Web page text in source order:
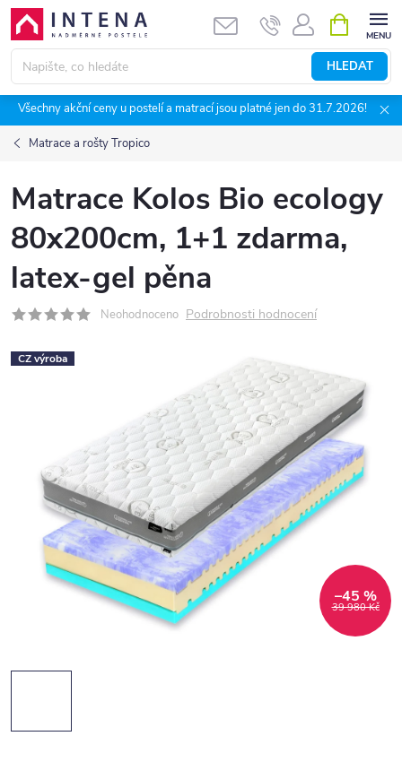
Přejít
obsah
HLEDAT
NÁKUPNÍ
KOŠÍK
Všechny akční ceny u postelí a matrací jsou platné jen do 31.7.2026!
Matrace a rošty Tropico
Matrace Kolos Bio ecology
80x200cm, 1+1 zdarma,
latex-gel pěna
Neohodnoceno Podrobnosti hodnocení
CZ výroba
39 980 Kč
–45 %